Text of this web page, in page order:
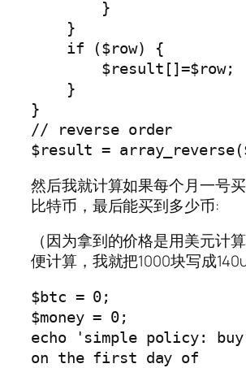
}
// reverse order
$result =
然后我就计算如果每个月一号
比特币，最后能买到多少币:
（因为拿到的价格是用美元计
便计算，我就把1000块写成
$btc = 0;
$money = 0;
echo 'simple policy: buy
on the first day of